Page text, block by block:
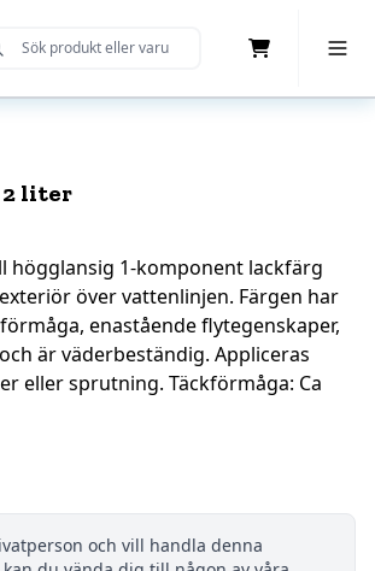
Search
liter
högglansig 1-komponent lackfärg
över vattenlinjen. Färgen har
enastående flytegenskaper,
är väderbeständig. Appliceras
eller sprutning. Täckförmåga: Ca
och vill handla denna